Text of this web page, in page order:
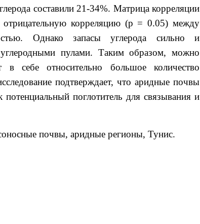
составили 21-34%. Матрица корреляции
отрицательную корреляцию (p = 0.05) между
Однако запасы углерода сильно и
пулами. Таким образом, можно
себе относительно большое количество
подтверждает, что аридные почвы
поглотитель для связывания и
почвы, аридные регионы, Тунис.